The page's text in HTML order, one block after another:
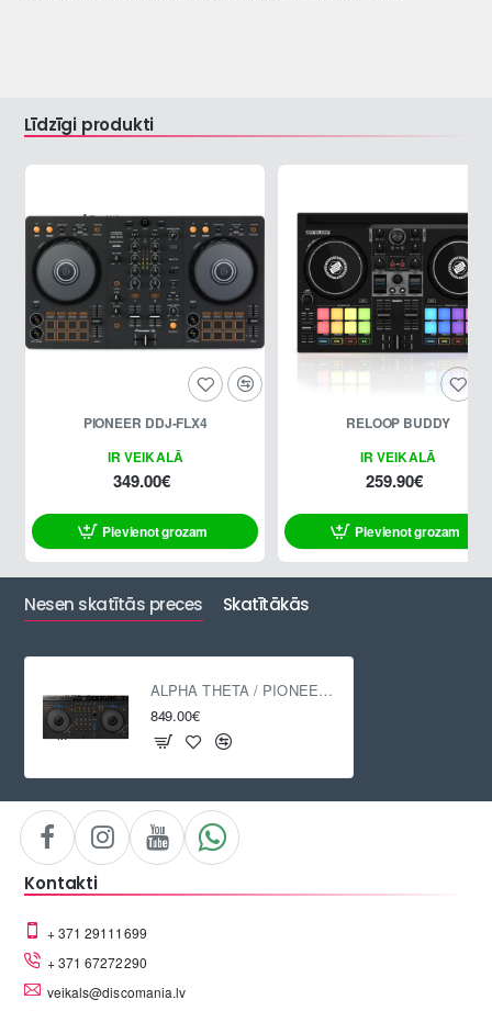
Līdzīgi produkti
IR VEIKALĀ
PIONEER DDJ-FLX4
349.00€
Pievienot grozam
IR VEIKALĀ
RELOOP BUDDY
259.90€
Pievienot grozam
Nesen skatītās preces Skatītākās
ALPHA THETA / PIONEER DJ DDJ-GRV6
849.00€
Kontakti
+ 371 29111699
+ 371 67272290
veikals@discomania.lv